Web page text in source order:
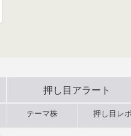
押し目アラート
テーマ株 押し目レポ